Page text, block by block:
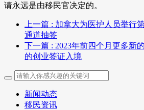
请永远是由移民官决定的。
上一篇 : 加拿大为医护人员举行
通道抽签
下一篇 : 2023年前四个月更多新
的创业签证入境
新闻动态
移民资讯